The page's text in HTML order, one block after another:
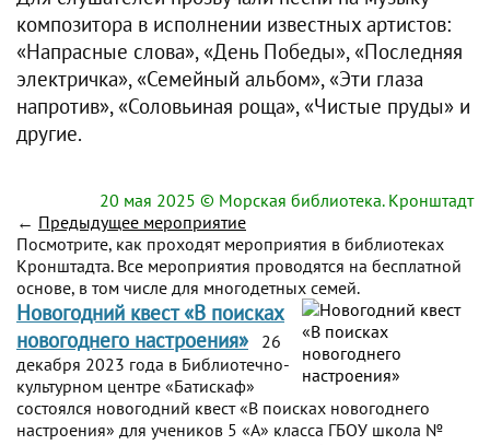
композитора в исполнении известных артистов:
«Напрасные слова», «День Победы», «Последняя
электричка», «Семейный альбом», «Эти глаза
напротив», «Соловьиная роща», «Чистые пруды» и
другие.
20 мая 2025 © Морская библиотека. Кронштадт
← Предыдущее мероприятие
Посмотрите, как проходят мероприятия в библиотеках
Кронштадта. Все мероприятия проводятся на бесплатной
основе, в том числе для многодетных семей.
Новогодний квест «В поисках
новогоднего настроения»
26
декабря 2023 года в Библиотечно-
культурном центре «Батискаф»
состоялся новогодний квест «В поисках новогоднего
настроения» для учеников 5 «А» класса ГБОУ школа №